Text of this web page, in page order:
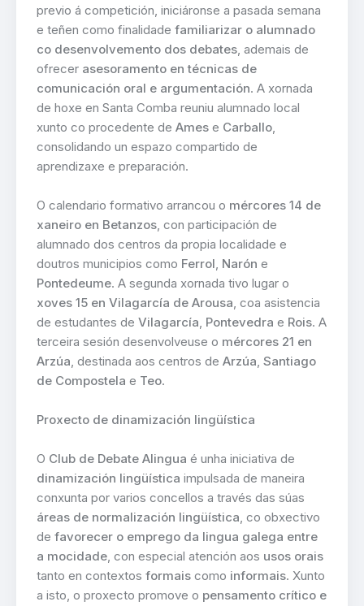
previo á competición, iniciáronse a pasada semana
e teñen como finalidade familiarizar o alumnado
co desenvolvemento dos debates , ademais de
ofrecer asesoramento en técnicas de
comunicación oral e argumentación. A xornada
de hoxe en Santa Comba reuniu alumnado local
xunto co procedente de Ames e Carballo
consolidando un espazo compartido de
aprendizaxe e preparación.
O calendario formativo arrancou o mércores 14 de
xaneiro en Betanzos , con participación de
alumnado dos centros da propia localidade e
doutros municipios como Ferrol Narón e
Pontedeume. A segunda xornada tivo lugar o
xoves 15 en Vilagarcía de Arousa , coa asistencia
de estudantes de Vilagarcía Pontevedra e Rois. A
terceira sesión desenvolveuse o mércores 21 en
Arzúa , destinada aos centros de Arzúa Santiago
de Compostela e Teo.
Proxecto de dinamización lingüística
O Club de Debate Alingua é unha iniciativa de
dinamización lingüística impulsada de maneira
conxunta por varios concellos a través das súas
áreas de normalización lingüística , co obxectivo
de favorecer o emprego da lingua galega entre
a mocidade , con especial atención aos usos orais
tanto en contextos formais como informais. Xunto
a isto, o proxecto promove o pensamento crítico e